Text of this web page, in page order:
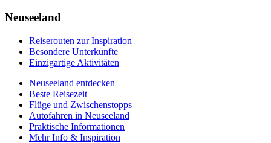
Neuseeland
Reiserouten zur Inspiration
Besondere Unterkünfte
Einzigartige Aktivitäten
Neuseeland entdecken
Beste Reisezeit
Flüge und Zwischenstopps
Autofahren in Neuseeland
Praktische Informationen
Mehr Info & Inspiration